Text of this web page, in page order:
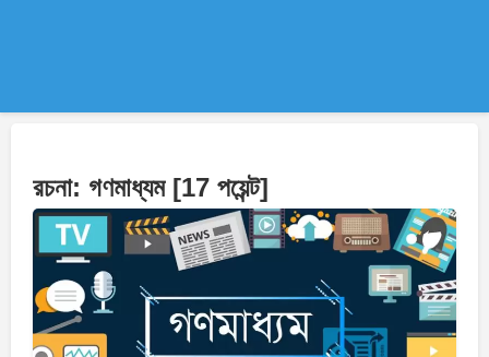
রচনা: গণমাধ্যম [17 পয়েন্ট]